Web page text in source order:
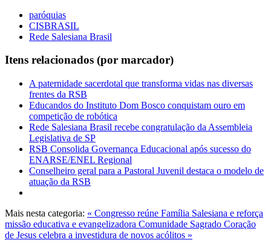
paróquias
CISBRASIL
Rede Salesiana Brasil
Itens relacionados (por marcador)
A paternidade sacerdotal que transforma vidas nas diversas
frentes da RSB
Educandos do Instituto Dom Bosco conquistam ouro em
competição de robótica
Rede Salesiana Brasil recebe congratulação da Assembleia
Legislativa de SP
RSB Consolida Governança Educacional após sucesso do
ENARSE/ENEL Regional
Conselheiro geral para a Pastoral Juvenil destaca o modelo de
atuação da RSB
Mais nesta categoria: « Congresso reúne Família Salesiana e reforça
missão educativa e evangelizadora Comunidade Sagrado Coração
de Jesus celebra a investidura de novos acólitos »